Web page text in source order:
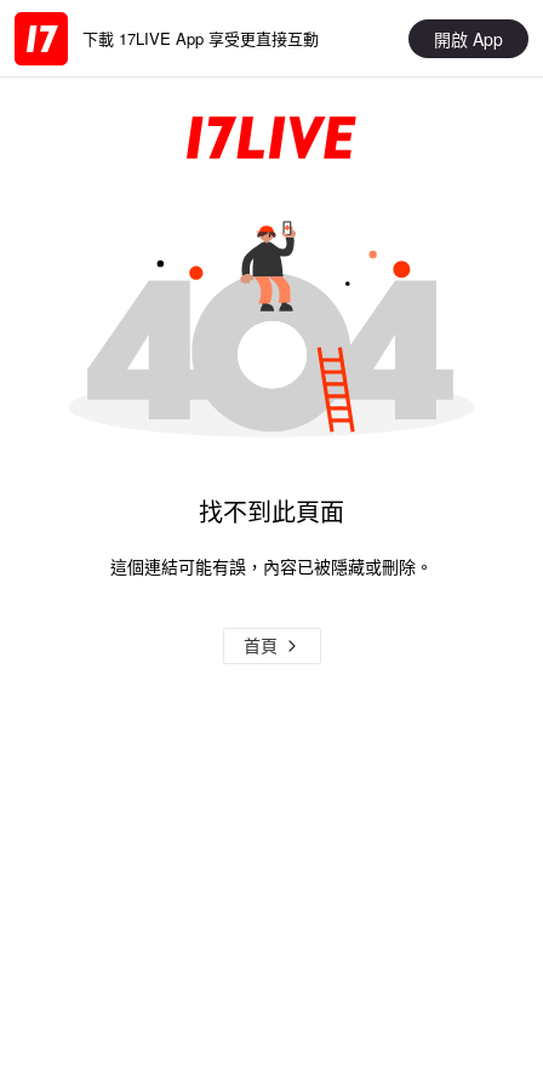
下載 17LIVE App 享受更直接互動 開啟 App
找不到此頁面
這個連結可能有誤，內容已被隱藏或刪除。
首頁